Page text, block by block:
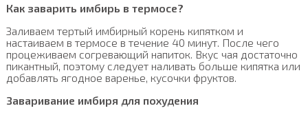
Как заварить имбирь в термосе?
Заливаем тертый имбирный корень кипятком и
настаиваем в термосе в течение 40 минут. После чего
процеживаем согревающий напиток. Вкус чая достаточно
пикантный, поэтому следует наливать больше кипятка или
добавлять ягодное варенье, кусочки фруктов.
Заваривание имбиря для похудения